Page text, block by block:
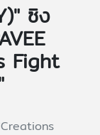
ซิง
Fight